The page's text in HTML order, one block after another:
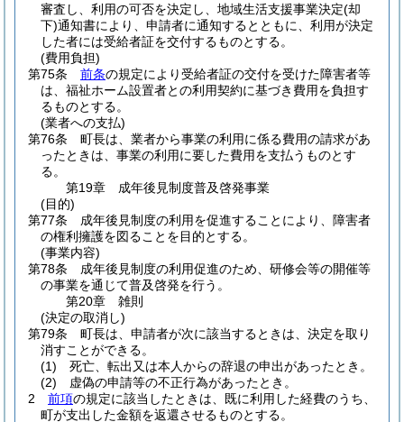
審査し、利用の可否を決定し、地域生活支援事業決定(却
下)通知書により、申請者に通知するとともに、利用が決定
した者には受給者証を交付するものとする。
(費用負担)
第75条
前条の規定により受給者証の交付を受けた障害者等
は、福祉ホーム設置者との利用契約に基づき費用を負担す
るものとする。
(業者への支払)
第76条
町長は、業者から事業の利用に係る費用の請求があ
ったときは、事業の利用に要した費用を支払うものとす
る。
第19章
成年後見制度普及啓発事業
(目的)
第77条
成年後見制度の利用を促進することにより、障害者
の権利擁護を図ることを目的とする。
(事業内容)
第78条
成年後見制度の利用促進のため、研修会等の開催等
の事業を通じて普及啓発を行う。
第20章
雑則
(決定の取消し)
第79条
町長は、申請者が次に該当するときは、決定を取り
消すことができる。
(1)
死亡、転出又は本人からの辞退の申出があったとき。
(2)
虚偽の申請等の不正行為があったとき。
2
前項の規定に該当したときは、既に利用した経費のうち、
町が支出した金額を返還させるものとする。